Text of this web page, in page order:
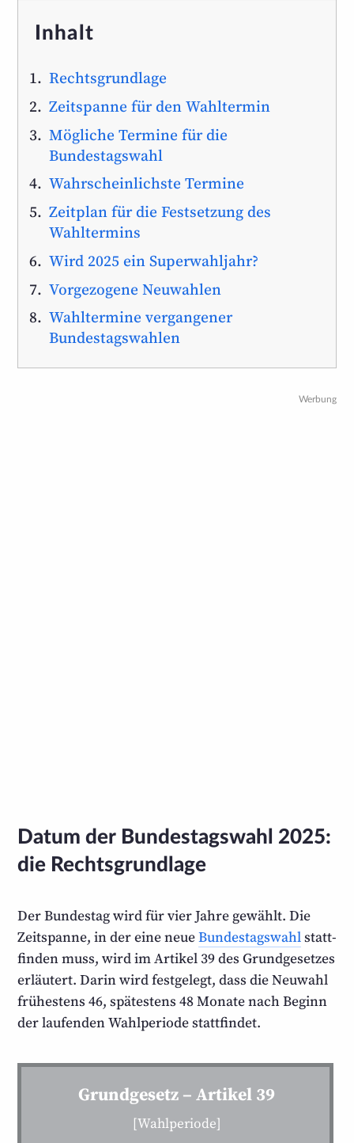
Inhalt
Rechtsgrundlage
Zeitspanne für den Wahltermin
Mögliche Termine für die
Bundestagswahl
Wahrscheinlichste Termine
Zeitplan für die Festsetzung des
Wahltermins
Wird 2025 ein Superwahljahr?
Vorgezogene Neuwahlen
Wahltermine vergangener
Bundestagswahlen
Werbung
Datum der Bundestagswahl 2025:
die Rechtsgrundlage
Der Bundestag wird für vier Jahre gewählt. Die
Zeitspanne, in der eine neueBundestags­wahlstatt­
finden muss, wird im Artikel 39 des Grund­gesetzes
erläutert. Darin wird festgelegt, dass die Neuwahl
frühestens 46, spätestens 48 Monate nach Beginn
der laufenden Wahl­periode stattfindet.
Grundgesetz – Artikel 39
[Wahlperiode]